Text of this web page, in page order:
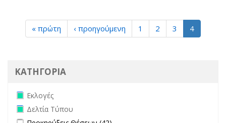
« πρώτη ‹ προηγούμενη 1 2 3 4
ΚΑΤΗΓΟΡΙΑ
Remove Εκλογές filter
Εκλογές
Remove Δελτία Τύπου filter
Δελτία Τύπου
Apply Προκηρύξεις Θέσεων filter